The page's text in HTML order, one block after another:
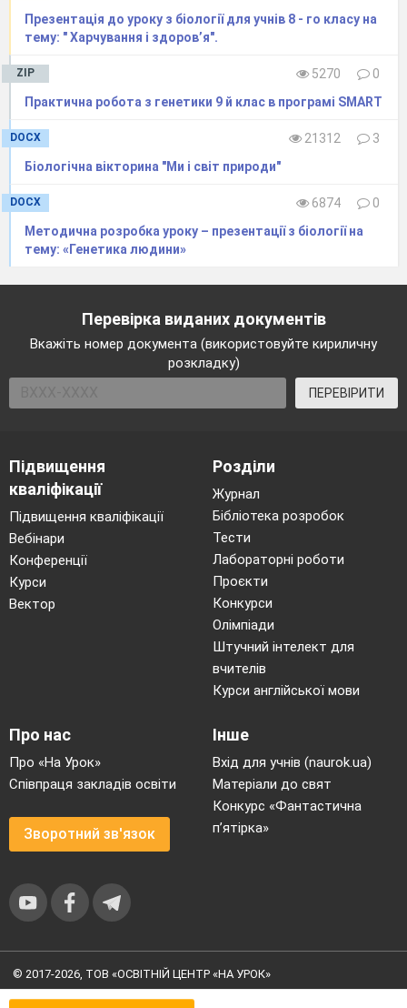
Тема. Вода та її основні фізико-хімічні
властивості
Мета:сприяти засвоєнню в учнів знань
організмів; формувати комунікативну
компетентність – вміння продуктивно
працювати в групі, прислухатися до думки
кожного, культуру спілкування, толерантність;
необхідну інформацію, робити висновки з
власних спостережень; виховувати потребу
бережливого ставлення до води та економного
її використання.
Обладнання й матеріали:
схеми, картки, колби, шпатель, сода, цукор,
сіль, крейда, мінеральна вода, дистильована,
Базові поняття й терміни:неорганічні
амфіфільність, диполь, теплопровідність,
теплоємність,
Тип уроку:інтегрований( біологія,
І. Організаційна частина
Привітання з учнями. Налаштування на
Стали, діти, всі рівненько,
Посміхнулися гарненько,
Презентація до уроку з біології для учнів 8 - го класу на
тему: " Харчування і здоров’я".
ZIP 5270
0
Практична робота з генетики 9 й клас в програмі SMART
DOCX 21312
3
Біологічна вікторина "Ми і світ природи"
DOCX 6874
0
Методична розробка уроку – презентації з біології на
тему: «Генетика людини»
Перевірка виданих документів
Вкажіть номер документа (використовуйте кириличну
розкладку)
ПЕРЕВІРИТИ
Підвищення
кваліфікації
Підвищення кваліфікації
Вебінари
Конференції
Курси
Вектор
Розділи
Журнал
Бібліотека розробок
Тести
Лабораторні роботи
Проєкти
Конкурси
Олімпіади
Штучний інтелект для
вчителів
Курси англійської мови
Про нас
Про «На Урок»
Співпраця закладів освіти
Зворотний зв'язок
Інше
Вхід для учнів (naurok.ua)
Матеріали до свят
Конкурс «Фантастична
п’ятірка»
© 2017-2026, ТОВ «ОСВІТНІЙ ЦЕНТР «НА УРОК»